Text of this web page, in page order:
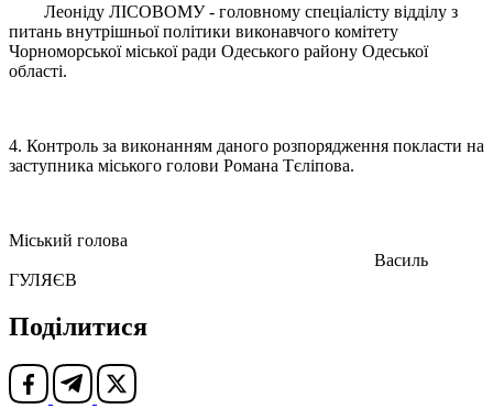
Леоніду ЛІСОВОМУ - головному спеціалісту відділу з
питань внутрішньої політики виконавчого комітету
Чорноморської міської ради Одеського району Одеської
області.
4. Контроль за виконанням даного розпорядження покласти на
заступника міського голови Романа Тєліпова.
Міський голова
Василь
ГУЛЯЄВ
Поділитися